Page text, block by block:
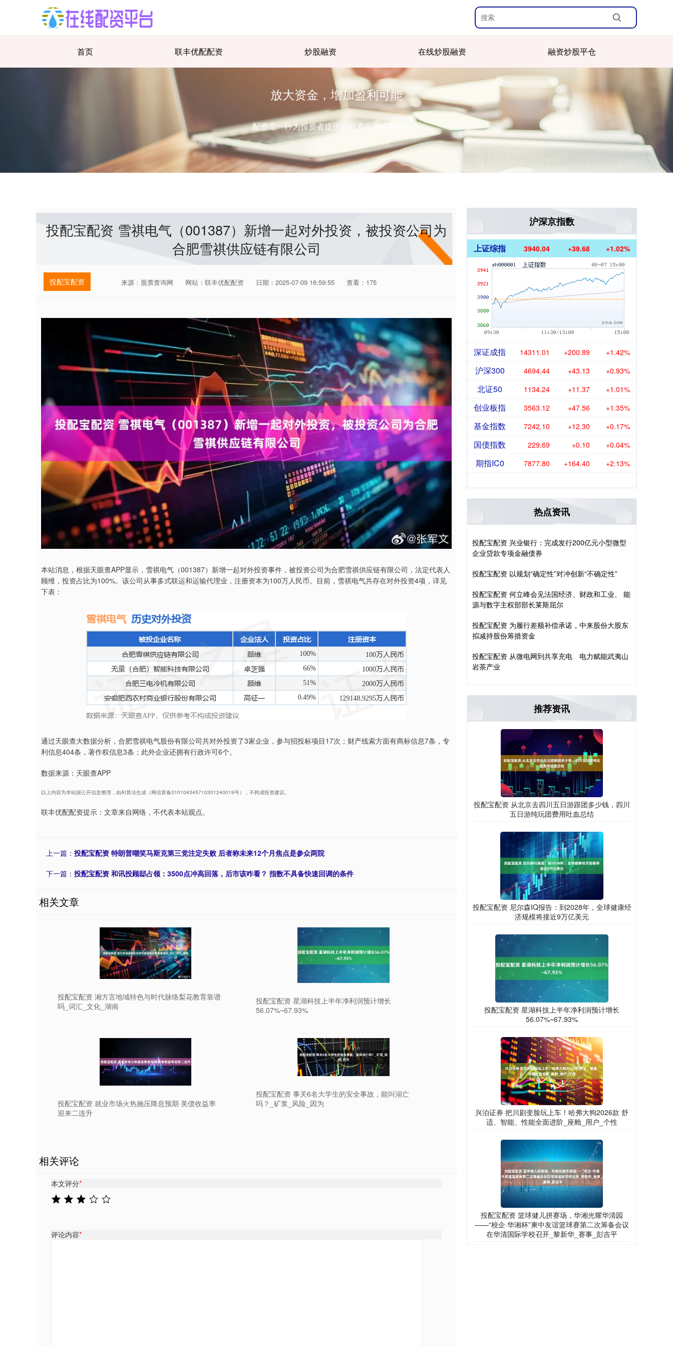
首页 联丰优配配资 炒股融资 在线炒股融资 融资炒股平仓
放大资金，增加盈利可能
配资是一种为投资者提供杠杆资金的金融服务！
投配宝配资 雪祺电气（001387）新增一起对外投资，被投资公司为
合肥雪祺供应链有限公司
投配宝配资 来源：股票查询网 网站：联丰优配配资 日期：2025-07-09 16:59:55 查看：175
本站消息，根据天眼查APP显示，雪祺电气（001387）新增一起对外投资事件，被投资公司为合肥雪祺供应链有限公司，法定代表人
顾维，投资占比为100%。该公司从事多式联运和运输代理业，注册资本为100万人民币。目前，雪祺电气共存在对外投资4项，详见
下表：
通过天眼查大数据分析，合肥雪祺电气股份有限公司共对外投资了3家企业，参与招投标项目17次；财产线索方面有商标信息7条，专
利信息404条，著作权信息3条；此外企业还拥有行政许可6个。
数据来源：天眼查APP
以上内容为本站据公开信息整理，由AI算法生成（网信算备310104345710301240019号），不构成投资建议。
联丰优配配资提示：文章来自网络，不代表本站观点。
上一篇： 投配宝配资 特朗普嘲笑马斯克第三党注定失败 后者称未来12个月焦点是参众两院
下一篇： 投配宝配资 和讯投顾邸占领：3500点冲高回落，后市该咋看？ 指数不具备快速回调的条件
相关文章
投配宝配资 湘方言地域特色与时代脉络梨花教育靠谱
吗_词汇_文化_湖南
投配宝配资 星湖科技上半年净利润预计增长
56.07%~67.93%
投配宝配资 就业市场火热施压降息预期 美债收益率
迎来二连升
投配宝配资 事关6名大学生的安全事故，能叫溺亡
吗？_矿浆_风险_因为
相关评论
本文评分*
评论内容*
沪深京指数
上证综指 3940.04 +39.68 +1.02%
深证成指 14311.01 +200.89 +1.42%
沪深300 4694.44 +43.13 +0.93%
北证50 1134.24 +11.37 +1.01%
创业板指 3563.12 +47.56 +1.35%
基金指数 7242.10 +12.30 +0.17%
国债指数 229.69 +0.10 +0.04%
期指IC0 7877.80 +164.40 +2.13%
热点资讯
投配宝配资 兴业银行：完成发行200亿元小型微型
企业贷款专项金融债券
投配宝配资 以规划“确定性”对冲创新“不确定性”
投配宝配资 何立峰会见法国经济、财政和工业、 能
源与数字主权部部长莱斯屈尔
投配宝配资 为履行差额补偿承诺，中来股份大股东
拟减持股份筹措资金
投配宝配资 从微电网到共享充电 电力赋能武夷山
岩茶产业
推荐资讯
投配宝配资 从北京去四川五日游跟团多少钱，四川
五日游纯玩团费用吐血总结
投配宝配资 尼尔森IQ报告：到2028年，全球健康经
济规模将接近9万亿美元
投配宝配资 星湖科技上半年净利润预计增长
56.07%~67.93%
兴泊证券 把川剧变脸玩上车！哈弗大狗2026款 舒
适、智能、性能全面进阶_座舱_用户_个性
投配宝配资 篮球健儿拼赛场，华湘光耀华清园
——“校企·华湘杯”柬中友谊篮球赛第二次筹备会议
在华清国际学校召开_黎新华_赛事_彭吉平